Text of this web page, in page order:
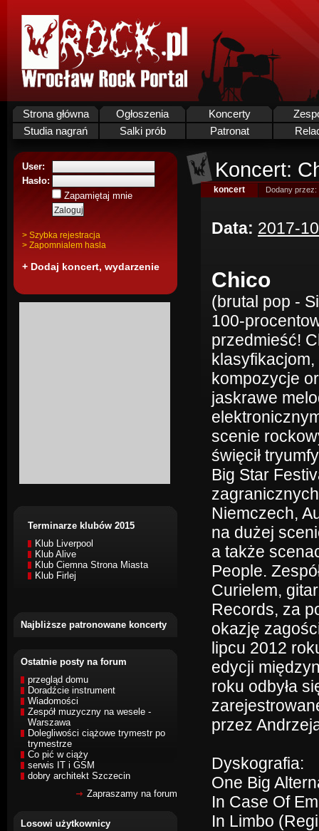
Strona główna Ogłoszenia Koncerty
Studia nagrań
Salki prób Patronat
User:
Hasło:
Zapamiętaj mnie
> Szybka rejestracja
> Zapomnialem hasla
+ Dodaj koncert, wydarzenie
Terminarze klubów 2015
Klub Liverpool
Klub Alive
Klub Ciemna Strona Miasta
Klub Firlej
Najbliższe patronowane koncerty
Ostatnie posty na forum
przegląd domu
Doradźcie instrument
Wiadomości
Zespół muzyczny na wesele -
Warszawa
Dolegliwości ciążowe trymestr po
trymestrze
Co pić w ciąży
serwis IT i GSM
dobry architekt Szczecin
Zapraszamy na forum
Losowi użytkownicy
Koncert:
koncert Dodany przez:
Data: 2017-
Chico
(brutal pop -
100-
przedmieść!
kompozycje
jaskrawe
scenie
święcił
Big Star
Niemczech,
na dużej
a także
People.
Curielem,
Records, za
okazję
lipcu 2012
edycji
roku odbyła
przez
Dyskografia:
One Big
In Case Of
In Limbo